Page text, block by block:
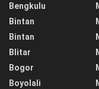
Bengkulu
Bintan
Bintan
Blitar
Bogor
Boyolali